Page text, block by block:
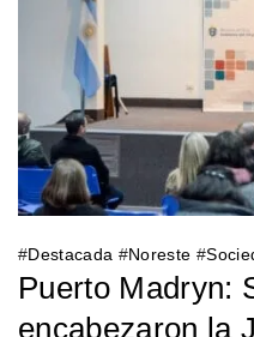
#Destacada #Noreste #
Puerto Madryn:
encabezaron la